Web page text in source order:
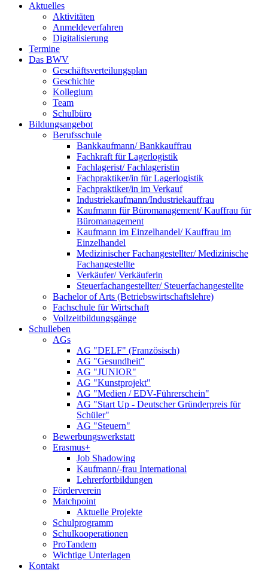
Aktuelles
Aktivitäten
Anmeldeverfahren
Digitalisierung
Termine
Das BWV
Geschäftsverteilungsplan
Geschichte
Kollegium
Team
Schulbüro
Bildungsangebot
Berufsschule
Bankkaufmann/ Bankkauffrau
Fachkraft für Lagerlogistik
Fachlagerist/ Fachlageristin
Fachpraktiker/in für Lagerlogistik
Fachpraktiker/in im Verkauf
Industriekaufmann/Industriekauffrau
Kaufmann für Büromanagement/ Kauffrau für
Büromanagement
Kaufmann im Einzelhandel/ Kauffrau im
Einzelhandel
Medizinischer Fachangestellter/ Medizinische
Fachangestellte
Verkäufer/ Verkäuferin
Steuerfachangestellter/ Steuerfachangestellte
Bachelor of Arts (Betriebswirtschaftslehre)
Fachschule für Wirtschaft
Vollzeitbildungsgänge
Schulleben
AGs
AG "DELF" (Französisch)
AG "Gesundheit"
AG "JUNIOR"
AG "Kunstprojekt"
AG "Medien / EDV-Führerschein"
AG "Start Up - Deutscher Gründerpreis für
Schüler"
AG "Steuern"
Bewerbungswerkstatt
Erasmus+
Job Shadowing
Kaufmann/-frau International
Lehrerfortbildungen
Förderverein
Matchpoint
Aktuelle Projekte
Schulprogramm
Schulkooperationen
ProTandem
Wichtige Unterlagen
Kontakt